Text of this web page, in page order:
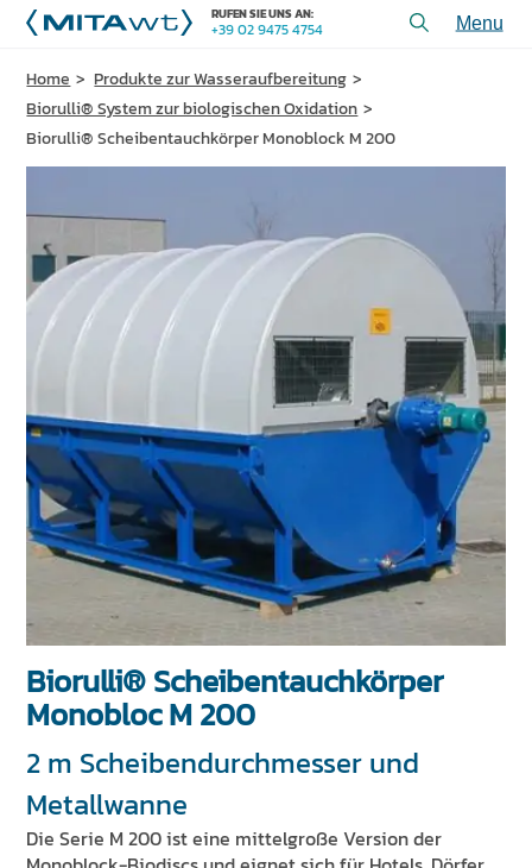
PROJEKTE
TECHNISCHE ARTIKEL
NACHRICHTEN UND VERANSTALTUNGEN
NACHHALTIGKEIT
RESSOURCEN
DE EN IT FR ES
RUFEN SIE UNS AN:
+39 02 9475 4754
PRODUKTE
ANWENDUNGEN und LÖSUNGEN
ÜBER UNS
KONTAKT
RUFEN SIE UNS AN: +39 02 9475 4754
Home
Produkte zur Wasseraufbereitung
Biorulli® System zur biologischen Oxidation
Biorulli® Scheibentauchkörper Monoblock M 200
Biorulli® Scheibentauchkörper
Monobloc M 200
2 m Scheibendurchmesser und
Metallwanne
Die Serie M 200 ist eine mittelgroße Version der